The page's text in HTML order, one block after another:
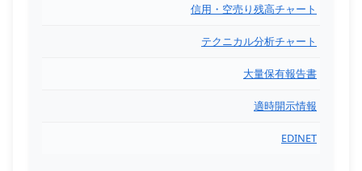
信用・空売り残高チャート
テクニカル分析チャート
大量保有報告書
適時開示情報
EDINET